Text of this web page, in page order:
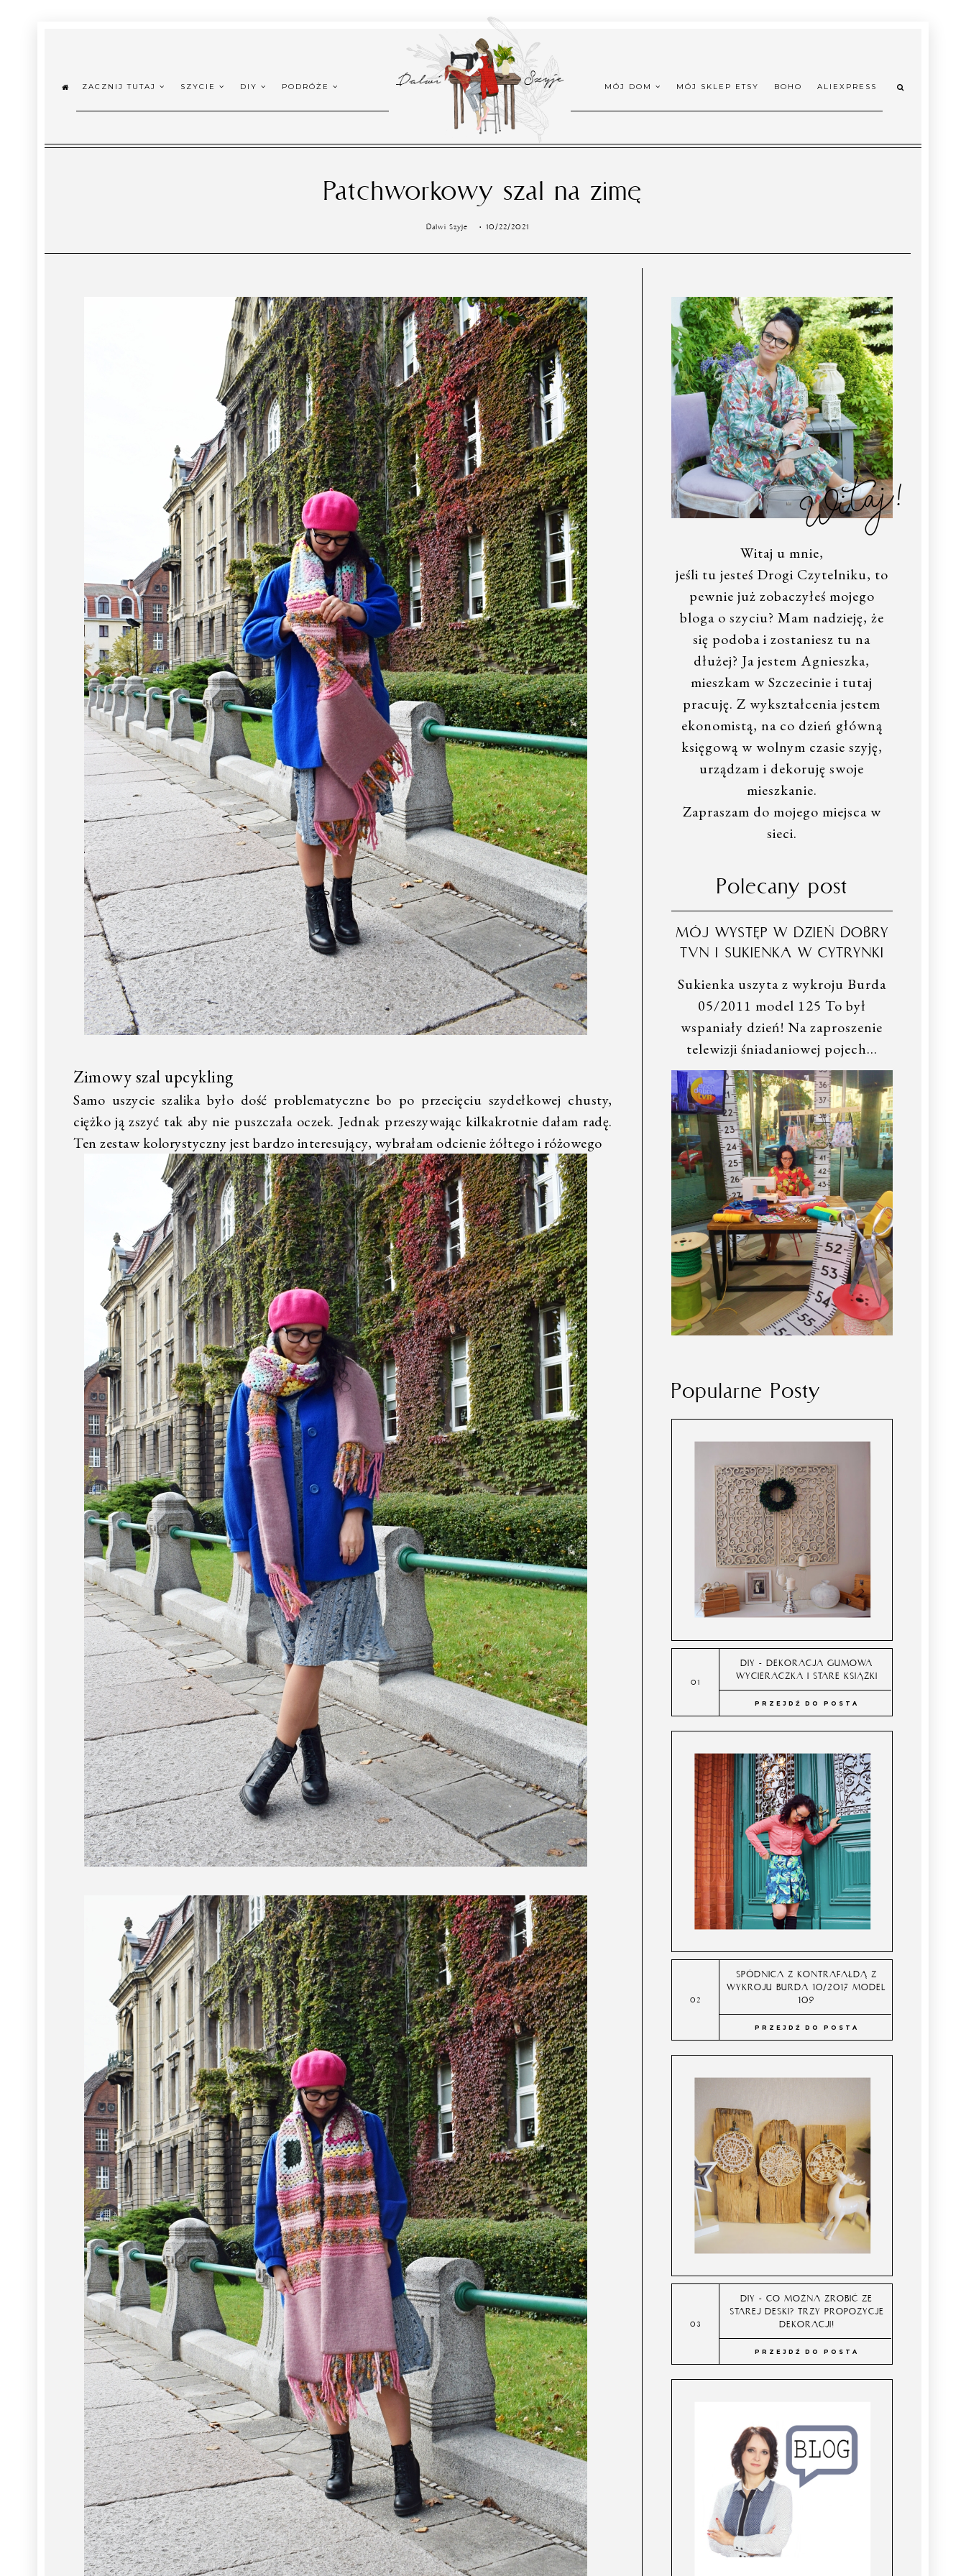
ZACZNIJ TUTAJ SZYCIE DIY PODRÓŻE MÓJ DOM MÓJ SKLEP ETSY BOHO ALIEXPRESS
Patchworkowy szal na zimę
Dalwi Szyje 10/22/2021
Zimowy szal upcykling
Samo uszycie szalika było dość problematyczne bo po przecięciu szydełkowej chusty,
ciężko ją zszyć tak aby nie puszczała oczek. Jednak przeszywając kilkakrotnie dałam radę.
Ten zestaw kolorystyczny jest bardzo interesujący, wybrałam odcienie żółtego i różowego
Witaj!
Witaj u mnie,
jeśli tu jesteś Drogi Czytelniku, to
pewnie już zobaczyłeś mojego
bloga o szyciu? Mam nadzieję, że
się podoba i zostaniesz tu na
dłużej? Ja jestem Agnieszka,
mieszkam w Szczecinie i tutaj
pracuję. Z wykształcenia jestem
ekonomistą, na co dzień główną
księgową w wolnym czasie szyję,
urządzam i dekoruję swoje
mieszkanie.
Zapraszam do mojego miejsca w
sieci.
Polecany post
MÓJ WYSTĘP W DZIEŃ DOBRY
TVN I SUKIENKA W CYTRYNKI
Sukienka uszyta z wykroju Burda
05/2011 model 125 To był
wspaniały dzień! Na zaproszenie
telewizji śniadaniowej pojech…
Popularne Posty
DIY - DEKORACJA GUMOWA
WYCIERACZKA I STARE KSIĄŻKI
PRZEJDŹ DO POSTA
SPÓDNICA Z KONTRAFAŁDĄ Z
WYKROJU BURDA 10/2017 MODEL
109
PRZEJDŹ DO POSTA
DIY - CO MOŻNA ZROBIĆ ZE
STAREJ DESKI? TRZY PROPOZYCJE
DEKORACJI!
PRZEJDŹ DO POSTA